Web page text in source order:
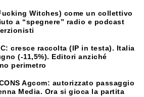
Witches) come un collettivo
a “spegnere” radio e podcast
cresce raccolta (IP in testa). Italia
(-11,5%). Editori anziché
perimetro
Agcom: autorizzato passaggio
Media. Ora si gioca la partita